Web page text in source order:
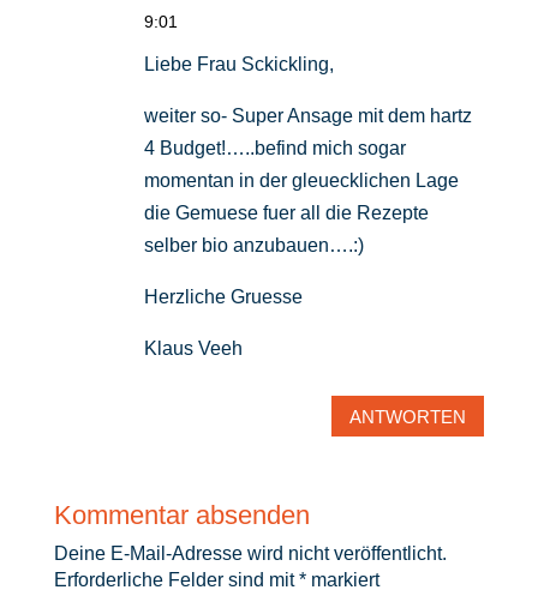
9:01
Liebe Frau Sckickling,
weiter so- Super Ansage mit dem hartz
4 Budget!…..befind mich sogar
momentan in der gleuecklichen Lage
die Gemuese fuer all die Rezepte
selber bio anzubauen….:)
Herzliche Gruesse
Klaus Veeh
ANTWORTEN
Kommentar absenden
Deine E-Mail-Adresse wird nicht veröffentlicht.
Erforderliche Felder sind mit*markiert